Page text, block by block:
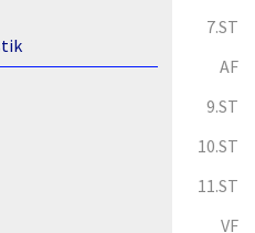
7.ST
AF
9.ST
10.ST
11.ST
VF